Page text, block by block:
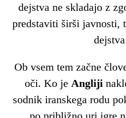
dejstva ne skladajo z
predstaviti širši javnosti,
Ob vsem tem začne
oči. Ko je Angliji
sodnik iranskega rodu